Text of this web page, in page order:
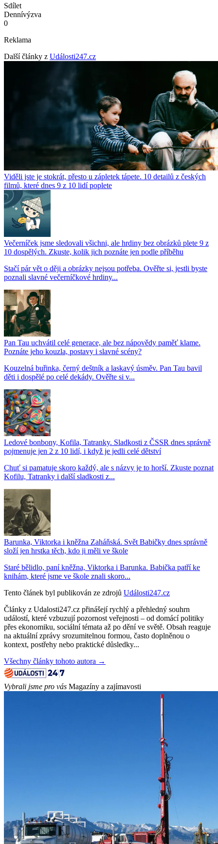
Sdílet
Dennívýzva
0
Reklama
Další články z Události247.cz
Viděli jste je stokrát, přesto u zápletek tápete. 10 detailů z českých
filmů, které dnes 9 z 10 lidí poplete
Večerníček jsme sledovali všichni, ale hrdiny bez obrázků plete 9 z
10 dospělých. Zkuste, kolik jich poznáte jen podle příběhu
Stačí pár vět o ději a obrázky nejsou potřeba. Ověřte si, jestli byste
poznali slavné večerníčkové hrdiny...
Pan Tau uchvátil celé generace, ale bez nápovědy paměť klame.
Poznáte jeho kouzla, postavy i slavné scény?
Kouzelná buřinka, černý deštník a laskavý úsměv. Pan Tau bavil
děti i dospělé po celé dekády. Ověřte si v...
Ledové bonbony, Kofila, Tatranky. Sladkosti z ČSSR dnes správně
pojmenuje jen 2 z 10 lidí, i když je jedli celé dětství
Chuť si pamatuje skoro každý, ale s názvy je to horší. Zkuste poznat
Kofilu, Tatranky i další sladkosti z...
Barunka, Viktorka i kněžna Zaháňská. Svět Babičky dnes správně
složí jen hrstka těch, kdo ji měli ve škole
Staré bělidlo, paní kněžna, Viktorka i Barunka. Babička patří ke
knihám, které jsme ve škole znali skoro...
Tento článek byl publikován ze zdrojů Události247.cz
Články z Udalosti247.cz přinášejí rychlý a přehledný souhrn
událostí, které vzbuzují pozornost veřejnosti – od domácí politiky
přes ekonomiku, sociální témata až po dění ve světě. Obsah reaguje
na aktuální zprávy srozumitelnou formou, často doplněnou o
kontext, postřehy nebo praktické důsledky...
Všechny články tohoto autora →
Vybrali jsme pro vás Magazíny a zajímavosti